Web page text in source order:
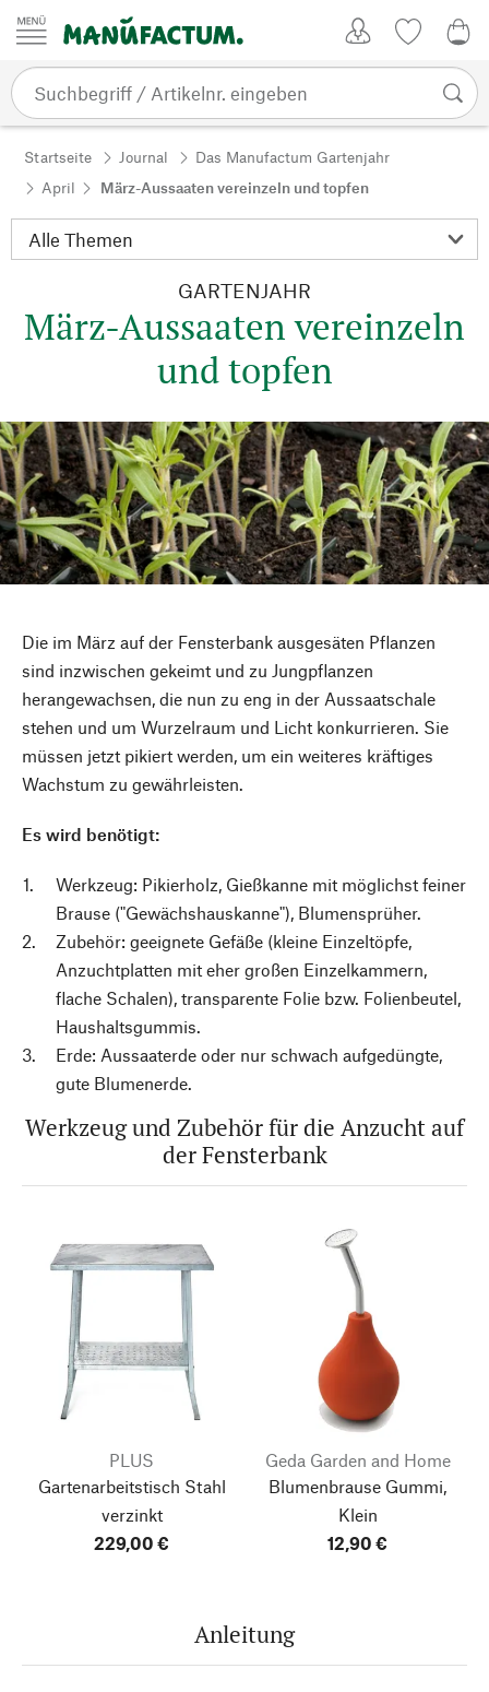
Zum Inhalt springen
Startseite Journal
Das Manufactum Gartenjahr
April
März-Aussaaten vereinzeln und topfen
GARTENJAHR
März-Aussaaten vereinzeln
und topfen
Die im März auf der Fensterbank ausgesäten Pflanzen
sind inzwischen gekeimt und zu Jungpflanzen
herangewachsen, die nun zu eng in der Aussaatschale
stehen und um Wurzelraum und Licht konkurrieren. Sie
müssen jetzt pikiert werden, um ein weiteres kräftiges
Wachstum zu gewährleisten.
Es wird benötigt:
Werkzeug: Pikierholz, Gießkanne mit möglichst feiner
Brause ("Gewächshauskanne"), Blumensprüher.
Zubehör: geeignete Gefäße (kleine Einzeltöpfe,
Anzuchtplatten mit eher großen Einzelkammern,
flache Schalen), transparente Folie bzw. Folienbeutel,
Haushaltsgummis.
Erde: Aussaaterde oder nur schwach aufgedüngte,
gute Blumenerde.
Werkzeug und Zubehör für die Anzucht auf
der Fensterbank
PLUS
Gartenarbeitstisch Stahl
verzinkt
229,00 €
Geda Garden and Home
Blumenbrause Gummi,
Klein
12,90 €
Anleitung